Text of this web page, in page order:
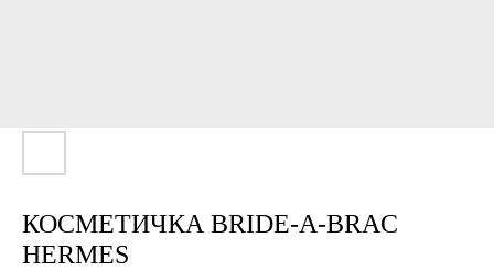
КОСМЕТИЧКА BRIDE-A-BRAC
HERMES